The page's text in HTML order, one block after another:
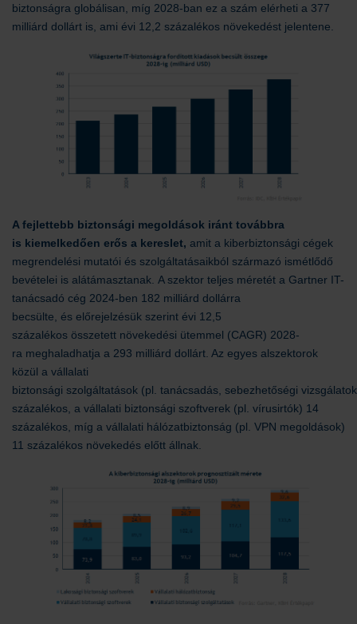
biztonságra globálisan, míg 2028-ban ez a szám elérheti a 377
milliárd dollárt is, ami évi 12,2 százalékos növekedést jelentene.
A fejlettebb biztonsági megoldások iránt továbbra
is kiemelkedően erős a kereslet, amit a kiberbiztonsági cégek
megrendelési mutatói és szolgáltatásaikból származó ismétlődő
bevételei is alátámasztanak. A szektor teljes méretét a Gartner IT-
tanácsadó cég 2024-ben 182 milliárd dollárra
becsülte, és előrejelzésük szerint évi 12,5
százalékos összetett növekedési ütemmel (CAGR) 2028-
ra meghaladhatja a 293 milliárd dollárt. Az egyes alszektorok
közül a vállalati
biztonsági szolgáltatások (pl. tanácsadás, sebezhetőségi
százalékos, a vállalati biztonsági szoftverek (pl. vírusirtók) 14
százalékos, míg a vállalati hálózatbiztonság (pl. VPN megoldások)
11 százalékos növekedés előtt állnak.